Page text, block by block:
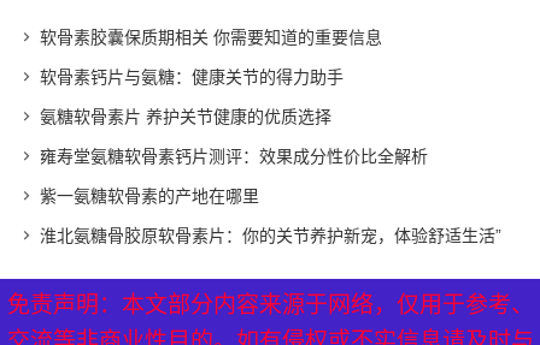
软骨素胶囊保质期相关 你需要知道的重要信息
软骨素钙片与氨糖：健康关节的得力助手
氨糖软骨素片 养护关节健康的优质选择
雍寿堂氨糖软骨素钙片测评：效果成分性价比全解析
紫一氨糖软骨素的产地在哪里
淮北氨糖骨胶原软骨素片：你的关节养护新宠，体验舒适生活”
免责声明：本文部分内容来源于网络，仅用于参考、
XML地图| 网站地图 热点关注
免责声明：本文部分内容来源于网络，仅用于参考、